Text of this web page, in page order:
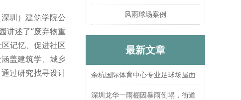
圳）建筑学院公
讲述了“废弃物重
记忆、促进社区
盖建筑学、城乡
过研究找寻设计
风雨球场案例
最新文章
余杭国际体育中心专业足球场屋面
索结构张拉圆满完成
深圳龙华一雨棚因暴雨倒塌，街道